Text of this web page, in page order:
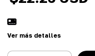
Ver más detalles